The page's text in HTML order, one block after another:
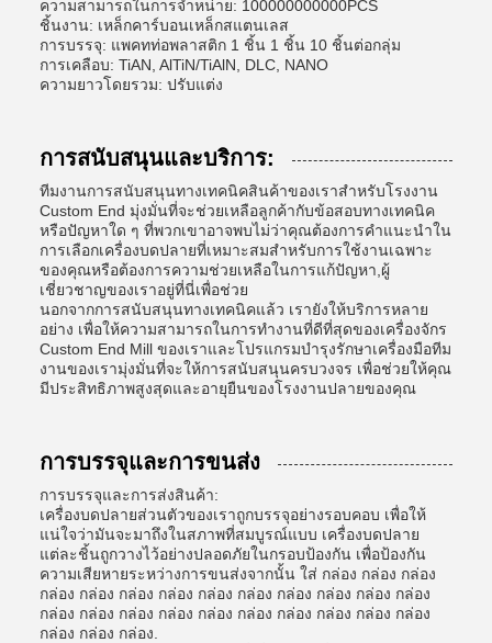
ความสามารถในการจําหน่าย: 100000000000PCS
ชิ้นงาน: เหล็กคาร์บอนเหล็กสแตนเลส
การบรรจุ: แพคทท่อพลาสติก 1 ชิ้น 1 ชิ้น 10 ชิ้นต่อกลุ่ม
การเคลือบ: TiAN, AlTiN/TiAlN, DLC, NANO
ความยาวโดยรวม: ปรับแต่ง
การสนับสนุนและบริการ:
ทีมงานการสนับสนุนทางเทคนิคสินค้าของเราสําหรับโรงงาน
Custom End มุ่งมั่นที่จะช่วยเหลือลูกค้ากับข้อสอบทางเทคนิค
หรือปัญหาใด ๆ ที่พวกเขาอาจพบไม่ว่าคุณต้องการคําแนะนําใน
การเลือกเครื่องบดปลายที่เหมาะสมสําหรับการใช้งานเฉพาะ
ของคุณหรือต้องการความช่วยเหลือในการแก้ปัญหา,ผู้
เชี่ยวชาญของเราอยู่ที่นี่เพื่อช่วย
นอกจากการสนับสนุนทางเทคนิคแล้ว เรายังให้บริการหลาย
อย่าง เพื่อให้ความสามารถในการทํางานที่ดีที่สุดของเครื่องจักร
Custom End Mill ของเราและโปรแกรมบํารุงรักษาเครื่องมือทีม
งานของเรามุ่งมั่นที่จะให้การสนับสนุนครบวงจร เพื่อช่วยให้คุณ
มีประสิทธิภาพสูงสุดและอายุยืนของโรงงานปลายของคุณ
การบรรจุและการขนส่ง
การบรรจุและการส่งสินค้า:
เครื่องบดปลายส่วนตัวของเราถูกบรรจุอย่างรอบคอบ เพื่อให้
แน่ใจว่ามันจะมาถึงในสภาพที่สมบูรณ์แบบ เครื่องบดปลาย
แต่ละชิ้นถูกวางไว้อย่างปลอดภัยในกรอบป้องกัน เพื่อป้องกัน
ความเสียหายระหว่างการขนส่งจากนั้น ใส่ กล่อง กล่อง กล่อง
กล่อง กล่อง กล่อง กล่อง กล่อง กล่อง กล่อง กล่อง กล่อง กล่อง
กล่อง กล่อง กล่อง กล่อง กล่อง กล่อง กล่อง กล่อง กล่อง กล่อง
กล่อง กล่อง กล่อง.